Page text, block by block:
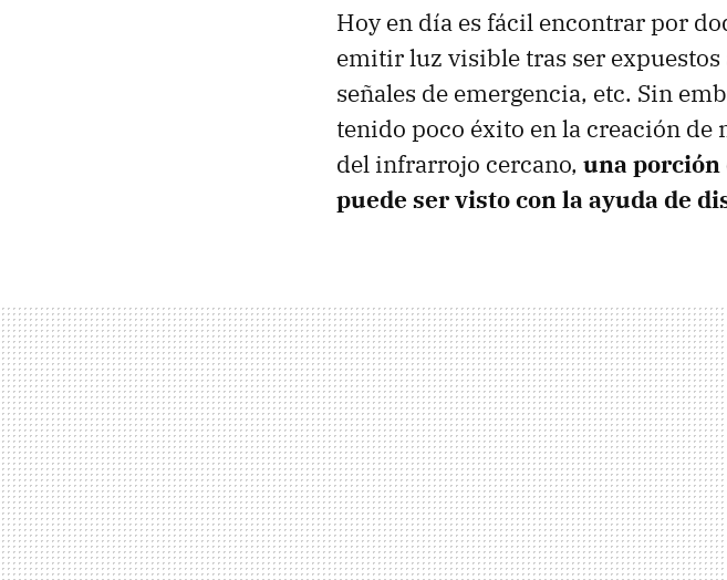
Hoy en día es fácil encontrar por
emitir luz visible tras ser expuestos
señales de emergencia, etc. Sin
tenido poco éxito en la creación de
del infrarrojo cercano, una porción
puede ser visto con la ayuda de